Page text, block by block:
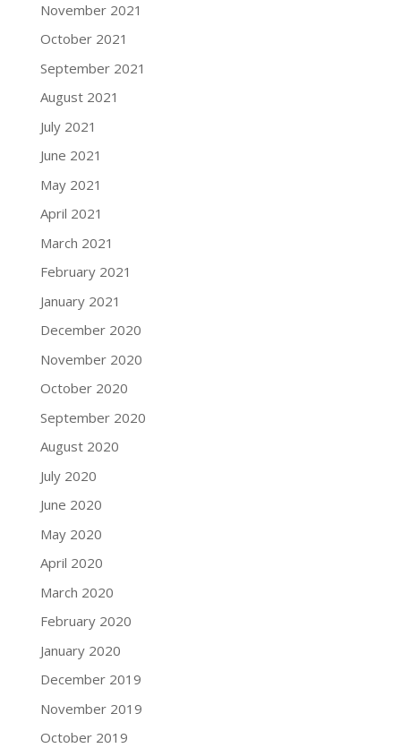
November 2021
October 2021
September 2021
August 2021
July 2021
June 2021
May 2021
April 2021
March 2021
February 2021
January 2021
December 2020
November 2020
October 2020
September 2020
August 2020
July 2020
June 2020
May 2020
April 2020
March 2020
February 2020
January 2020
December 2019
November 2019
October 2019